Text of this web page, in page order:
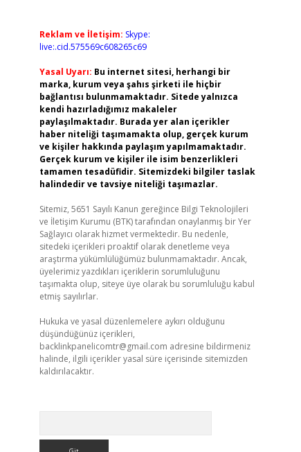
Reklam ve İletişim: Skype:
live:.cid.575569c608265c69
Yasal Uyarı: Bu internet sitesi, herhangi bir
marka, kurum veya şahıs şirketi ile hiçbir
bağlantısı bulunmamaktadır. Sitede yalnızca
kendi hazırladığımız makaleler
paylaşılmaktadır. Burada yer alan içerikler
haber niteliği taşımamakta olup, gerçek kurum
ve kişiler hakkında paylaşım yapılmamaktadır.
Gerçek kurum ve kişiler ile isim benzerlikleri
tamamen tesadüfidir. Sitemizdeki bilgiler taslak
halindedir ve tavsiye niteliği taşımazlar.
Sitemiz, 5651 Sayılı Kanun gereğince Bilgi Teknolojileri
ve İletişim Kurumu (BTK) tarafından onaylanmış bir Yer
Sağlayıcı olarak hizmet vermektedir. Bu nedenle,
sitedeki içerikleri proaktif olarak denetleme veya
araştırma yükümlülüğümüz bulunmamaktadır. Ancak,
üyelerimiz yazdıkları içeriklerin sorumluluğunu
taşımakta olup, siteye üye olarak bu sorumluluğu kabul
etmiş sayılırlar.
Hukuka ve yasal düzenlemelere aykırı olduğunu
düşündüğünüz içerikleri,
backlinkpanelicomtr@gmail.com adresine bildirmeniz
halinde, ilgili içerikler yasal süre içerisinde sitemizden
kaldırılacaktır.